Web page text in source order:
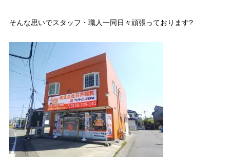
そんな思いでスタッフ・職人一同日々頑張っております?